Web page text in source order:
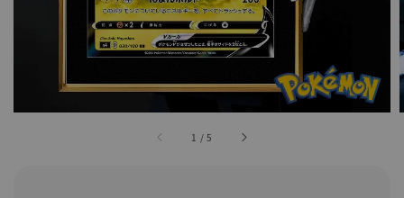
1 /5